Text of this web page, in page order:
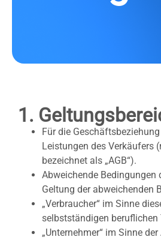
1.
Für die
Leistungen des Verkäufers
bezeichnet als „AGB“).
Abweichende Bedingungen
Geltung der abweichenden
„Verbraucher“ im Sinne
selbstständigen beruflichen
„Unternehmer“ im Sinne